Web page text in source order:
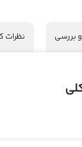
بررسی نظرات